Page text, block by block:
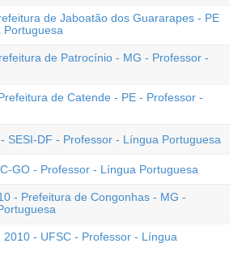
de Jaboatão dos Guararapes - PE
de Patrocínio - MG - Professor -
de Catende - PE - Professor -
SESI-DF - Professor - Língua Portuguesa
GO - Professor - Língua Portuguesa
- Prefeitura de Congonhas - MG -
2010 - UFSC - Professor - Língua